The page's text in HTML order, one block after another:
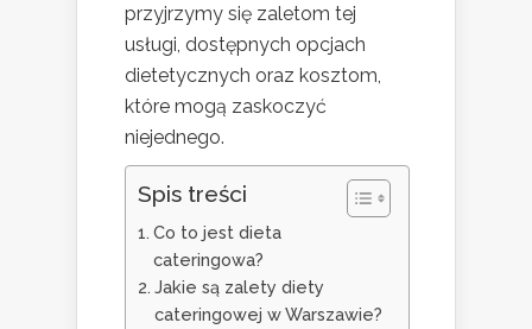
przyjrzymy się zaletom tej
usługi, dostępnych opcjach
dietetycznych oraz kosztom,
które mogą zaskoczyć
niejednego.
Spis treści
Co to jest dieta
cateringowa?
Jakie są zalety diety
cateringowej w Warszawie?